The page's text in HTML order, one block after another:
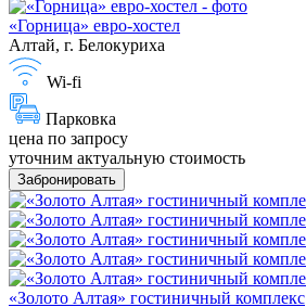
«Горница» евро-хостел
Алтай, г. Белокуриха
Wi-fi
Парковка
цена по запросу
уточним актуальную стоимость
Забронировать
«Золото Алтая» гостиничный комплекс